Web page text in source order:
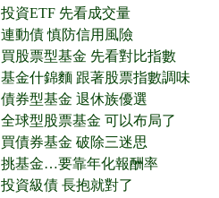
投資ETF 先看成交量
連動債 慎防信用風險
買股票型基金 先看對比指數
基金什錦麵 跟著股票指數調味
債券型基金 退休族優選
全球型股票基金 可以布局了
買債券基金 破除三迷思
挑基金…要靠年化報酬率
投資級債 長抱就對了